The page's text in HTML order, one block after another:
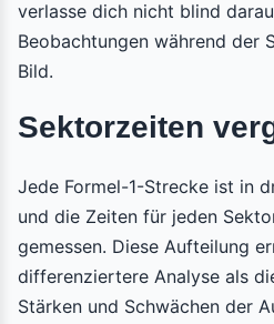
verlasse dich nicht blind
Beobachtungen während der
Bild.
Sektorzeiten
Jede Formel-1-Strecke ist in
und die Zeiten für jeden
gemessen. Diese Aufteilung
differenziertere Analyse als
Stärken und Schwächen der